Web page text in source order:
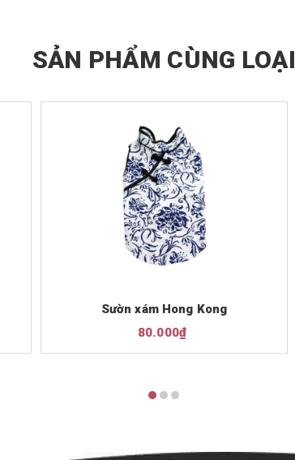
SẢN PHẨM CÙNG LOẠI
Sườn xám Hong Kong
80.000₫